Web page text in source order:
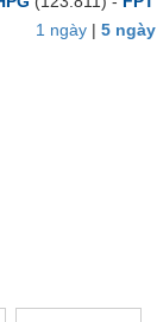
1 ngày | 5 ngày